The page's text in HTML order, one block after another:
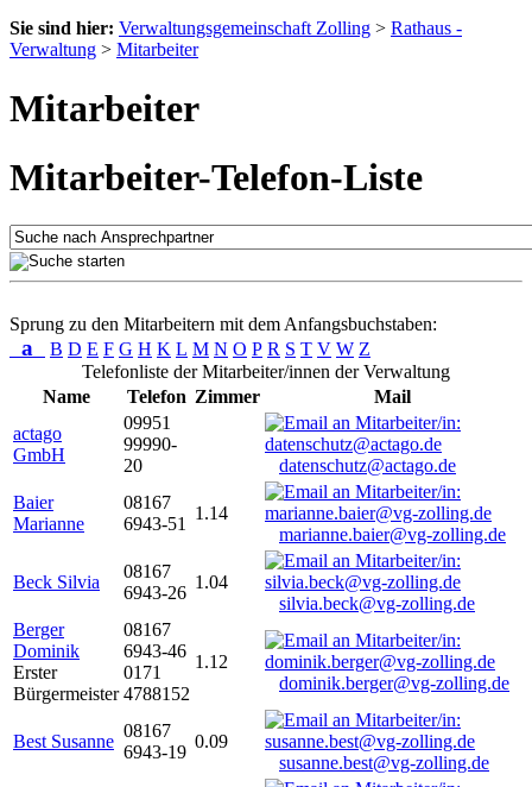
Sie sind hier: Verwaltungsgemeinschaft Zolling > Rathaus -
Verwaltung > Mitarbeiter
Mitarbeiter
Mitarbeiter-Telefon-Liste
Sprung zu den Mitarbeitern mit dem Anfangsbuchstaben:
a B D E F G H K L M N O P R S T V W Z
Telefonliste der Mitarbeiter/innen der Verwaltung
Name
Telefon Zimmer
Mail
actago
GmbH
09951
99990-
20
datenschutz@actago.de
Baier
Marianne
08167
6943-51
1.14
marianne.baier@vg-zolling.de
Beck Silvia
08167
6943-26
1.04
silvia.beck@vg-zolling.de
Berger
Dominik
Erster
Bürgermeister
08167
6943-46
0171
4788152
1.12
dominik.berger@vg-zolling.de
Best Susanne
08167
6943-19
0.09
susanne.best@vg-zolling.de